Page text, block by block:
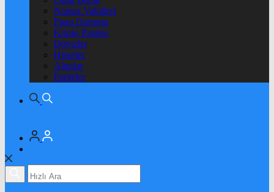
Namaz Vakitleri
Puan Durumu
Kripto Paralar
Dövizler
Hisseler
Altınlar
Pariteler